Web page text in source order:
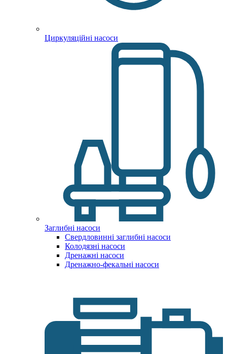
Циркуляційні насоси
Заглибні насоси
Свердловинні заглибні насоси
Колодязні насоси
Дренажні насоси
Дренажно-фекальні насоси